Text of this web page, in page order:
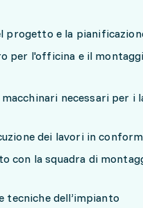
progetto e la
per l'officina e il
necessari per i
dei lavori in
con la squadra di
dell’impianto